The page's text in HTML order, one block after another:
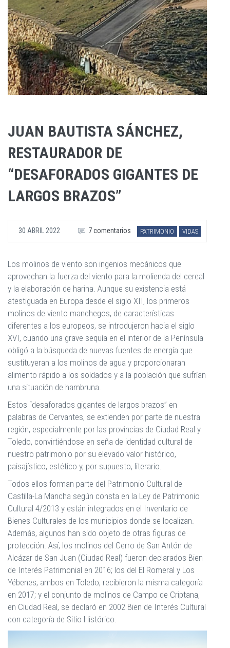
JUAN BAUTISTA SÁNCHEZ,
RESTAURADOR DE
“DESAFORADOS GIGANTES DE
LARGOS BRAZOS”
30 ABRIL 2022 PATRIMONIO VIDAS
7 comentarios
Los molinos de viento son ingenios mecánicos que
aprovechan la fuerza del viento para la molienda del cereal
y la elaboración de harina. Aunque su existencia está
atestiguada en Europa desde el siglo XII, los primeros
molinos de viento manchegos, de características
diferentes a los europeos, se introdujeron hacia el siglo
XVI, cuando una grave sequía en el interior de la Península
obligó a la búsqueda de nuevas fuentes de energía que
sustituyeran a los molinos de agua y proporcionaran
alimento rápido a los soldados y a la población que sufrían
una situación de hambruna.
Estos “desaforados gigantes de largos brazos” en
palabras de Cervantes, se extienden por parte de nuestra
región, especialmente por las provincias de Ciudad Real y
Toledo, convirtiéndose en seña de identidad cultural de
nuestro patrimonio por su elevado valor histórico,
paisajístico, estético y, por supuesto, literario.
Todos ellos forman parte del Patrimonio Cultural de
Castilla-La Mancha según consta en la Ley de Patrimonio
Cultural 4/2013 y están integrados en el Inventario de
Bienes Culturales de los municipios donde se localizan.
Además, algunos han sido objeto de otras figuras de
protección. Así, los molinos del Cerro de San Antón de
Alcázar de San Juan (Ciudad Real) fueron declarados Bien
de Interés Patrimonial en 2016; los del El Romeral y Los
Yébenes, ambos en Toledo, recibieron la misma categoría
en 2017; y el conjunto de molinos de Campo de Criptana,
en Ciudad Real, se declaró en 2002 Bien de Interés Cultural
con categoría de Sitio Histórico.